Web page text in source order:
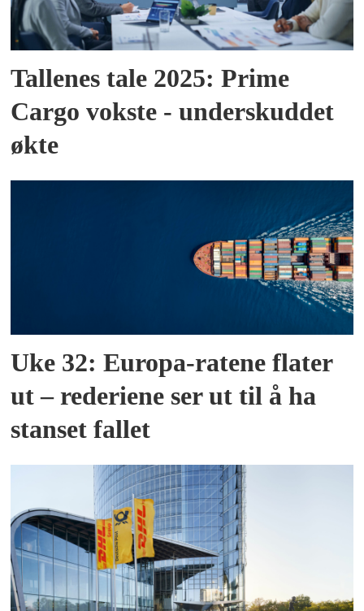
Tallenes tale 2025: Prime
Cargo vokste - underskuddet
økte
Uke 32: Europa-ratene flater
ut – rederiene ser ut til å ha
stanset fallet